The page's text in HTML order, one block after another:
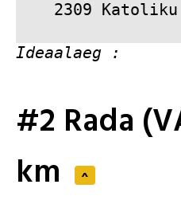
2309
#2 Rada
km
^